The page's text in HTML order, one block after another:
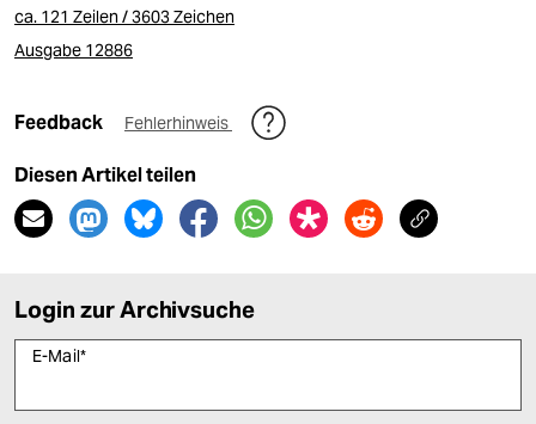
ca. 121 Zeilen / 3603 Zeichen
Ausgabe 12886
Feedback Fehlerhinweis
Diesen Artikel teilen
Login zur Archivsuche
E-Mail*